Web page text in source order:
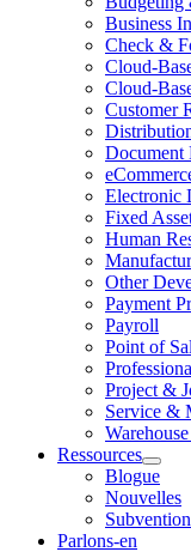
Business
Check &
Cloud-
Cloud-
Customer
Document
Electronic
Fixed
Human
Other
Payment
Payroll
Point of
Project &
Service &
Ressources
Open
Menu
Blogue
Nouvelles
Parlons-en